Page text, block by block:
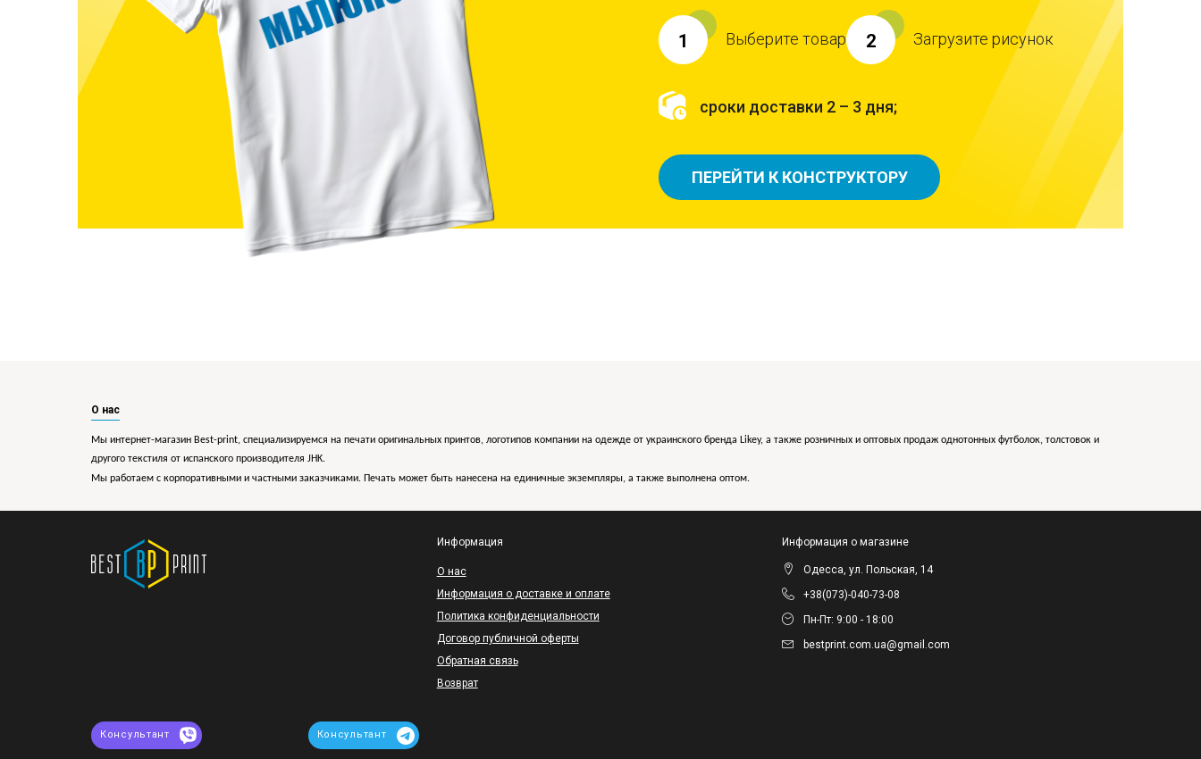
1 Выберите товар 2 Загрузите рисунок
сроки доставки 2 – 3 дня;
ПЕРЕЙТИ К КОНСТРУКТОРУ
О нас
Мы интернет-магазин Best-print, специализируемся на печати оригинальных принтов, логотипов компании на одежде от украинского бренда Likey, а также розничных и оптовых продаж однотонных футболок, толстовок и
другого текстиля от испанского производителя JHK.
Мы работаем с корпоративными и частными заказчиками. Печать может быть нанесена на единичные экземпляры, а также выполнена оптом.
Информация
O нас
Информация о доставке и оплате
Политика конфиденциальности
Договор публичной оферты
Обратная связь
Возврат
Информация о магазине
Одесса, ул. Польская, 14
+38(073)-040-73-08
Пн-Пт: 9:00 - 18:00
bestprint.com.ua@gmail.com
Консультант Консультант